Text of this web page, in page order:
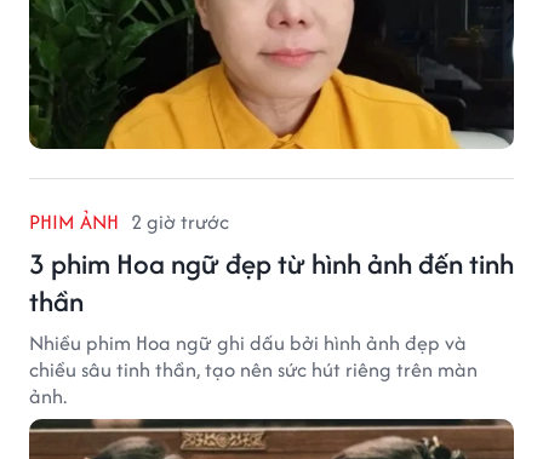
PHIM ẢNH 2 giờ trước
3 phim Hoa ngữ đẹp từ hình ảnh đến tinh
thần
Nhiều phim Hoa ngữ ghi dấu bởi hình ảnh đẹp và
chiều sâu tinh thần, tạo nên sức hút riêng trên màn
ảnh.